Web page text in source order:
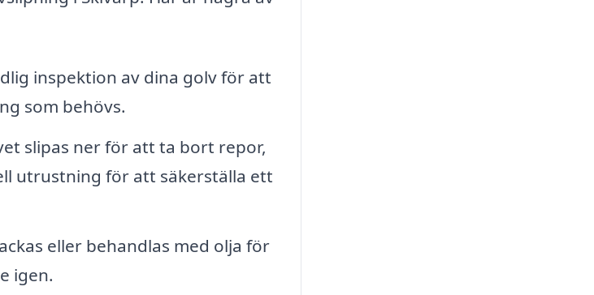
inspektion av dina golv för att
som behövs.
slipas ner för att ta bort repor,
utrustning för att säkerställa ett
eller behandlas med olja för
igen.